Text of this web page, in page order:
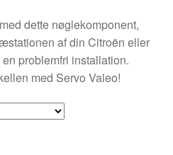
dette nøglekomponent,
af din Citroën eller
problemfri installation.
med Servo Valeo!